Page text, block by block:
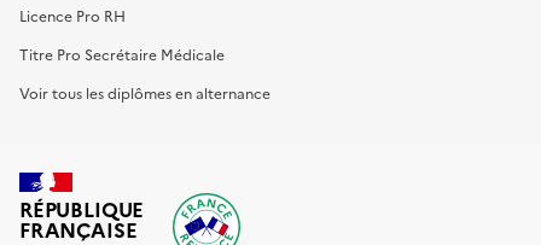
Licence Pro RH
Titre Pro Secrétaire Médicale
Voir tous les diplômes en alternance
RÉPUBLIQUE
FRANÇAISE